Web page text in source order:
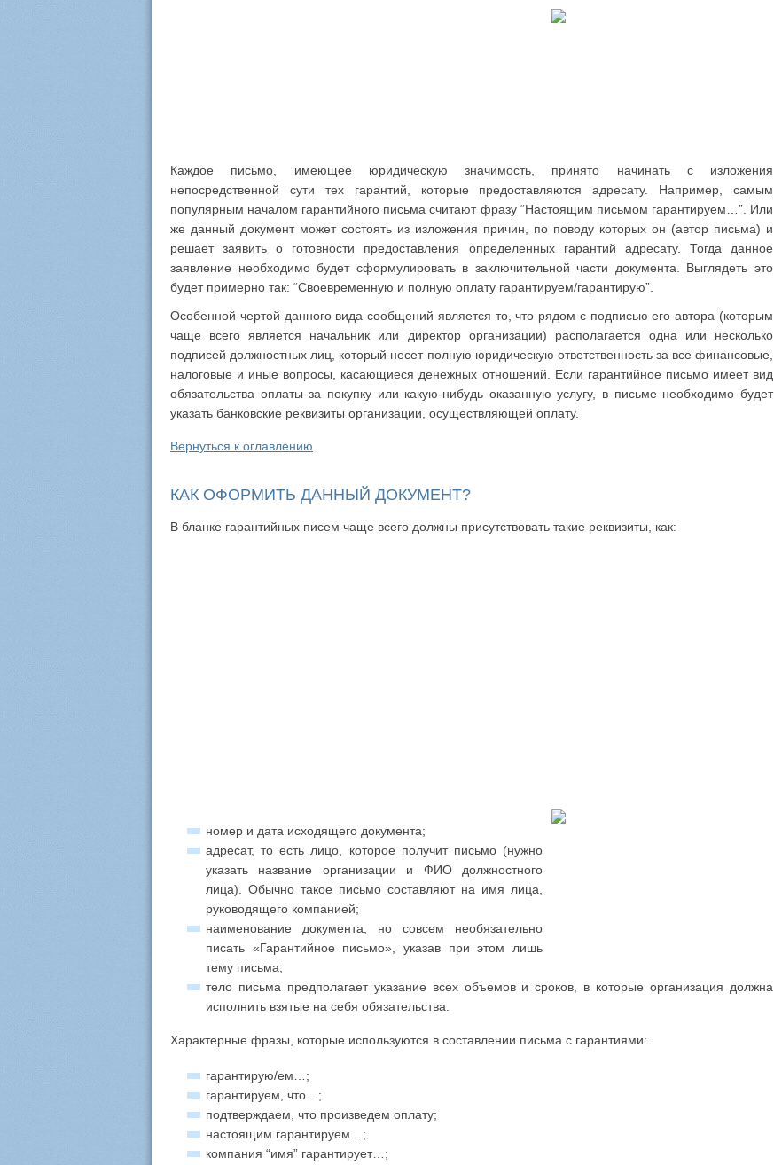
Каждое письмо, имеющее юридическую значимость, принято начинать с изложения
непосредственной сути тех гарантий, которые предоставляются адресату. Например, самым
популярным началом гарантийного письма считают фразу “Настоящим письмом гарантируем…”. Или
же данный документ может состоять из изложения причин, по поводу которых он (автор письма) и
решает заявить о готовности предоставления определенных гарантий адресату. Тогда данное
заявление необходимо будет сформулировать в заключительной части документа. Выглядеть это
будет примерно так: “Своевременную и полную оплату гарантируем/гарантирую”.
Особенной чертой данного вида сообщений является то, что рядом с подписью его автора (которым
чаще всего является начальник или директор организации) располагается одна или несколько
подписей должностных лиц, который несет полную юридическую ответственность за все финансовые,
налоговые и иные вопросы, касающиеся денежных отношений. Если гарантийное письмо имеет вид
обязательства оплаты за покупку или какую-нибудь оказанную услугу, в письме необходимо будет
указать банковские реквизиты организации, осуществляющей оплату.
Вернуться к оглавлению
КАК ОФОРМИТЬ ДАННЫЙ ДОКУМЕНТ?
В бланке гарантийных писем чаще всего должны присутствовать такие реквизиты, как:
номер и дата исходящего документа;
адресат, то есть лицо, которое получит письмо (нужно
указать название организации и ФИО должностного
лица). Обычно такое письмо составляют на имя лица,
руководящего компанией;
наименование документа, но совсем необязательно
писать «Гарантийное письмо», указав при этом лишь
тему письма;
тело письма предполагает указание всех объемов и сроков, в которые организация должна
исполнить взятые на себя обязательства.
Характерные фразы, которые используются в составлении письма с гарантиями:
гарантирую/ем…;
гарантируем, что…;
подтверждаем, что произведем оплату;
настоящим гарантируем…;
компания “имя” гарантирует…;